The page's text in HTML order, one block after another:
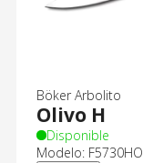
Böker Arbolito
Olivo H
Disponible
Modelo: F5730HO